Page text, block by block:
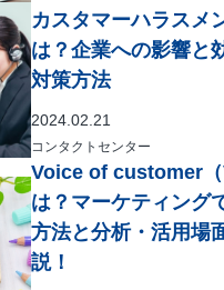
カスタマーハラスメ
は？企業への影響と
対策方法
2024.02.21
コンタクトセンター
Voice of customer（
は？マーケティング
方法と分析・活用場
説！